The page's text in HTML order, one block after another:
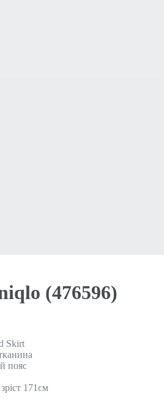
(476596)
Skirt
пояс
171см